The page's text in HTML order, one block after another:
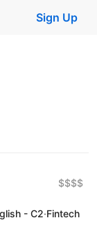
Sign Up
$$$$
- C2·Fintech